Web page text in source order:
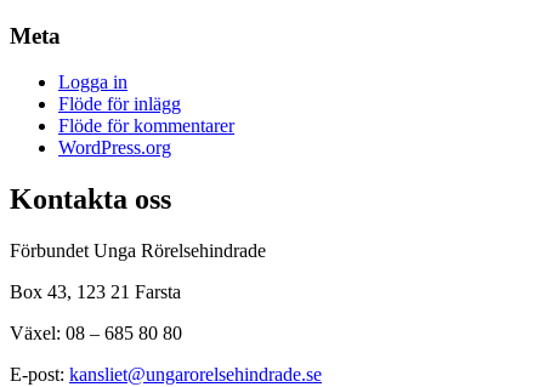
Meta
Logga in
Flöde för inlägg
Flöde för kommentarer
WordPress.org
Kontakta oss
Förbundet Unga Rörelsehindrade
Box 43, 123 21 Farsta
Växel: 08 – 685 80 80
E-post: kansliet@ungarorelsehindrade.se